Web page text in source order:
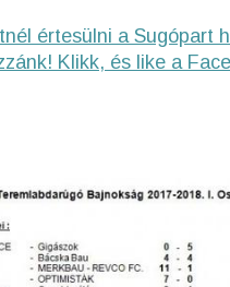
értesülni a Sugópart
Klikk, és like a